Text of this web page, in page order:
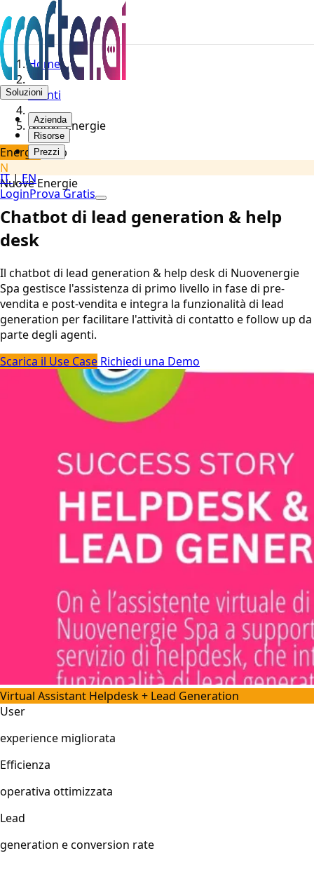
Soluzioni
Azienda
Risorse
Prezzi
IT|EN
LoginProva Gratis
Home
Clienti
Nuove Energie
EnergiaWeb
N
Nuove Energie
Chatbot di lead generation & help
desk
Il chatbot di lead generation & help desk di Nuovenergie
Spa gestisce l'assistenza di primo livello in fase di pre-
vendita e post-vendita e integra la funzionalità di lead
generation per facilitare l'attività di contatto e follow up da
parte degli agenti.
Scarica il Use Case Richiedi una Demo
Virtual Assistant Helpdesk + Lead Generation
User
experience migliorata
Efficienza
operativa ottimizzata
Lead
generation e conversion rate